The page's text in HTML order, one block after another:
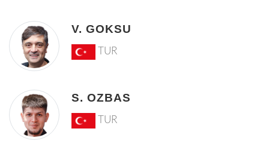
V. GOKSU
TUR
S. OZBAS
TUR